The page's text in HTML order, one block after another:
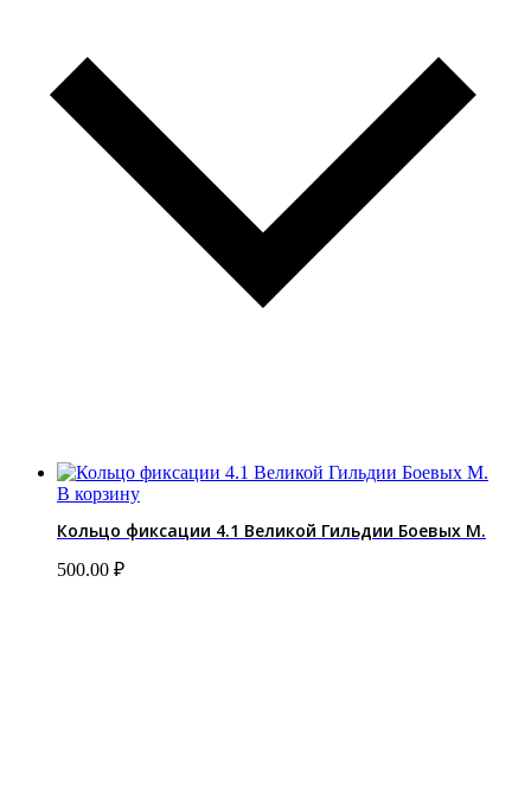
В корзину
Кольцо фиксации 4.1 Великой Гильдии Боевых М.
500.00 ₽